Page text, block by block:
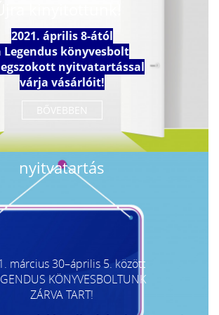
2021. április 8-ától
Legendus könyvesbolt
nyitvatartással
várja vásárlóit!
nyitvatartás
március 30–április 5. között
KÖNYVESBOLTUNK
ZÁRVA TART!